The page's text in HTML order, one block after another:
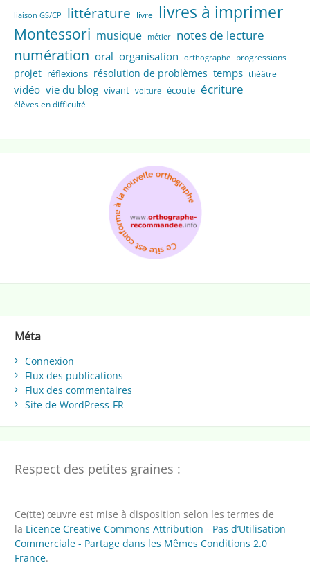
liaison GS/CP littérature livre livres à imprimer
Montessori musique métier notes de lecture
numération oral organisation orthographe progressions
projet réflexions résolution de problèmes temps théâtre
vidéo vie du blog vivant voiture écoute écriture
élèves en difficulté
Méta
Connexion
Flux des publications
Flux des commentaires
Site de WordPress-FR
Respect des petites graines :
Ce(tte) œuvre est mise à disposition selon les termes de
la Licence Creative Commons Attribution - Pas d’Utilisation
Commerciale - Partage dans les Mêmes Conditions 2.0
France.